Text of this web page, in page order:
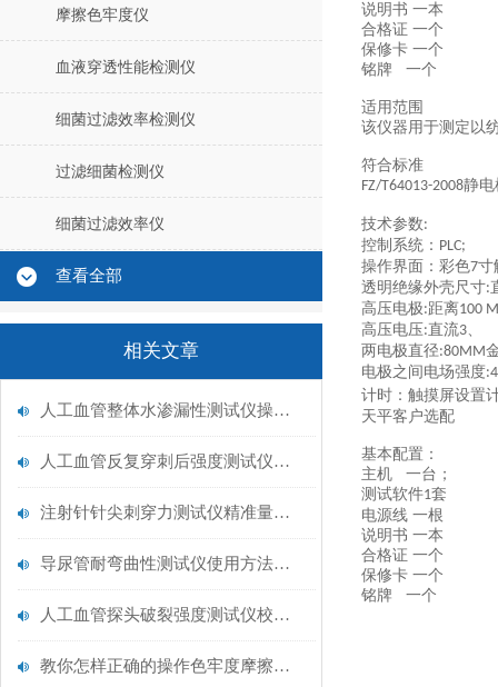
摩擦色牢度仪
血液穿透性能检测仪
细菌过滤效率检测仪
过滤细菌检测仪
细菌过滤效率仪
查看全部
相关文章
人工血管整体水渗漏性测试仪操作中最容易出错的步骤
人工血管反复穿刺后强度测试仪是什么？透析患者的“生命管“质量靠它把关！
注射针针尖刺穿力测试仪精准量化针尖锋利度，构筑临床安全防线
导尿管耐弯曲性测试仪使用方法与操作规范
人工血管探头破裂强度测试仪校准规范：精准赋能医疗安全的技术基准
教你怎样正确的操作色牢度摩擦测试机
说明书 一本
合格证 一个
保修卡 一个
铭牌 一个
适用范围
该仪器用于测定以
符合标准
FZ/T64013-2008静电
技术参数:
控制系统： PLC;
操作界面：彩色7寸
透明绝缘外壳尺寸:
高压电极:距离100
高压电压:直流3、
两电极直径:80MM
电极之间电场强度
计时：触摸屏设置
天平客户选配
基本配置：
主机 一台 ；
测试软件1套
电源线 一根
说明书 一本
合格证 一个
保修卡 一个
铭牌 一个